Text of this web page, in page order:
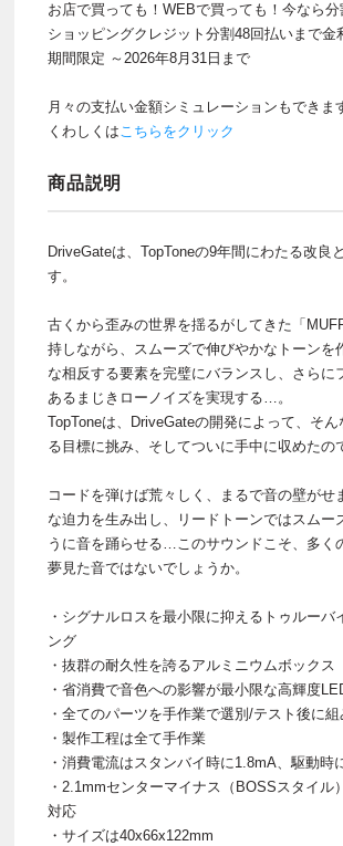
お店で買っても！WEBで買っても！今なら分
ショッピングクレジット分割48回払いまで金
期間限定 ～2026年8月31日まで
月々の支払い金額シミュレーションもできま
くわしくはこちらをクリック
商品説明
DriveGateは、TopToneの9年間にわたる改良
す。
古くから歪みの世界を揺るがしてきた「
持しながら、スムーズで伸びやかなトーンを
な相反する要素を完璧にバランスし、さらに
あるまじきローノイズを実現する…。
TopToneは、DriveGateの開発によって、そん
る目標に挑み、そしてついに手中に収めたの
コードを弾けば荒々しく、まるで音の壁がせ
な迫力を生み出し、リードトーンではスムー
うに音を踊らせる…このサウンドこそ、多く
夢見た音ではないでしょうか。
・シグナルロスを最小限に抑えるトゥルーバ
ング
・抜群の耐久性を誇るアルミニウムボックス
・省消費で音色への影響が最小限な高輝度
・全てのパーツを手作業で選別/テスト後に
・製作工程は全て手作業
・消費電流はスタンバイ時に1.8mA、駆動時
・2.1mmセンターマイナス（BOSSスタイル
対応
・サイズは40x66x122mm